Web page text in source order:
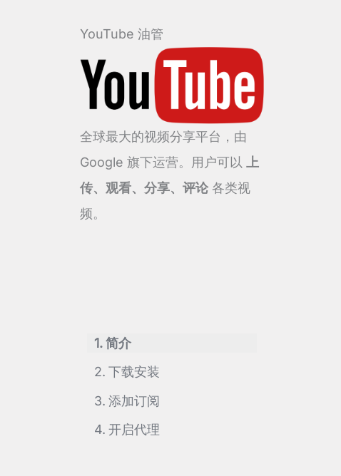
YouTube 油管
全球最大的视频分享平台，由
Google 旗下运营。用户可以 上
传、观看、分享、评论各类视
频。
简介
下载安装
添加订阅
开启代理